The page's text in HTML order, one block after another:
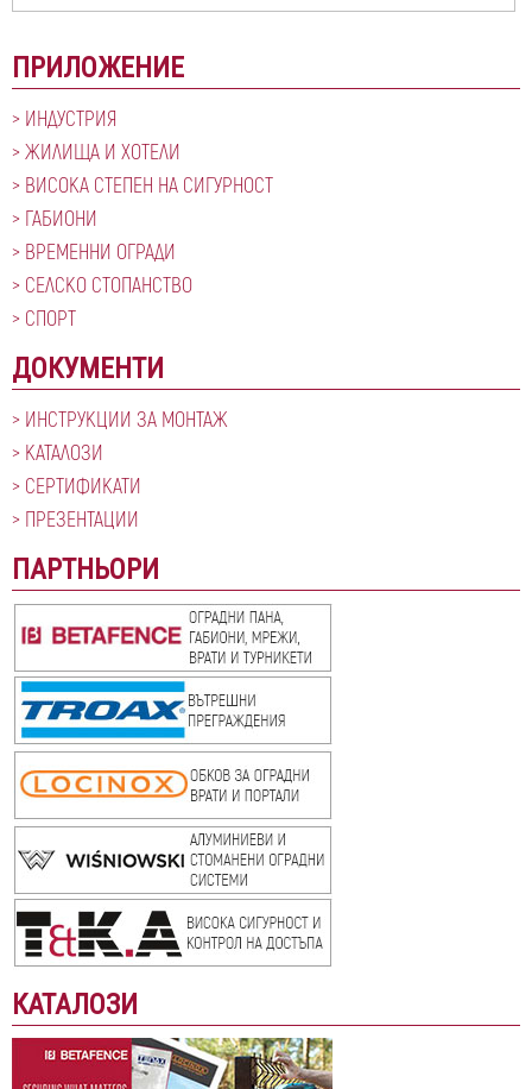
ПРИЛОЖЕНИЕ
ИНДУСТРИЯ
ЖИЛИЩА И ХОТЕЛИ
ВИСОКА СТЕПЕН НА СИГУРНОСТ
ГАБИОНИ
ВРЕМЕННИ ОГРАДИ
СЕЛСКО СТОПАНСТВО
СПОРТ
ДОКУМЕНТИ
ИНСТРУКЦИИ ЗА МОНТАЖ
КАТАЛОЗИ
СЕРТИФИКАТИ
ПРЕЗЕНТАЦИИ
ПАРТНЬОРИ
КАТАЛОЗИ